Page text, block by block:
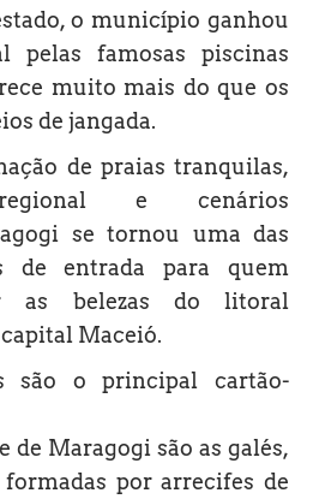
o município ganhou
pelas famosas piscinas
muito mais do que os
de jangada.
de praias tranquilas,
e cenários
se tornou uma das
de entrada para quem
as belezas do litoral
Maceió.
são o principal cartão-
de Maragogi são as galés,
por arrecifes de